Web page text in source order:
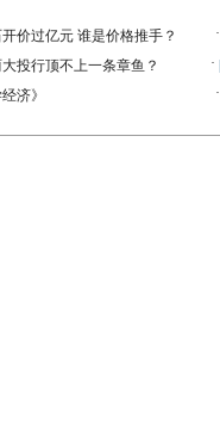
价过亿元 谁是价格推手？ ·
投行顶不上一条章鱼？ ·
济》 ·